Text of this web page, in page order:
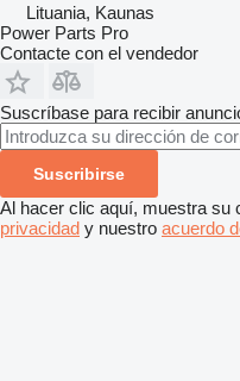
Lituania, Kaunas
Power Parts Pro
Contacte con el vendedor
Suscríbase para recibir
Suscribirse
Al hacer clic aquí, muestra su
privacidad y nuestro acuerdo